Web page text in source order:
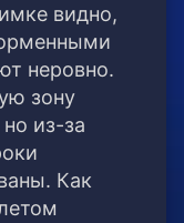
видно,
неровно.
зону
из-за
Как